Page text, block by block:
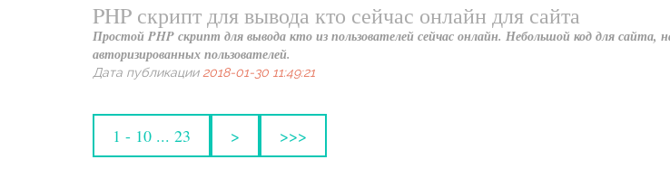
PHP скрипт для вывода кто сейчас онлайн для сайта
Простой PHP скрипт для вывода кто из пользователей сейчас онлайн. Небольшой код для сайта,
авторизированных пользователей.
Дата публикации 2018-01-30 11:49:21
1 - 10 ... 23 > >>>